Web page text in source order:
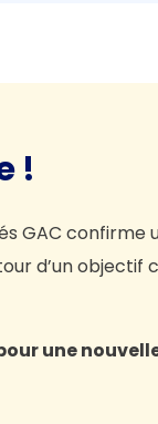
!
GAC
d’un
une